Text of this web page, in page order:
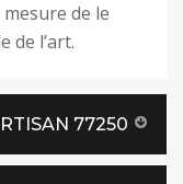
de le
de l’art.
77250